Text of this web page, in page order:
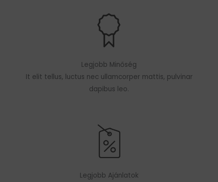
Legjobb Minőség
It elit tellus, luctus nec ullamcorper mattis, pulvinar
dapibus leo.
Legjobb Ajánlatok